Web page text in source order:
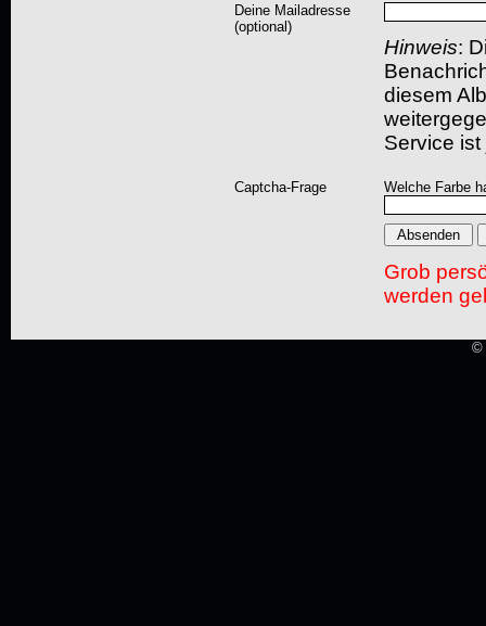
Deine Mailadresse
(optional)
Hinweis:
diesem
Service
Captcha-Frage Welche Farbe
Grob
werden
©